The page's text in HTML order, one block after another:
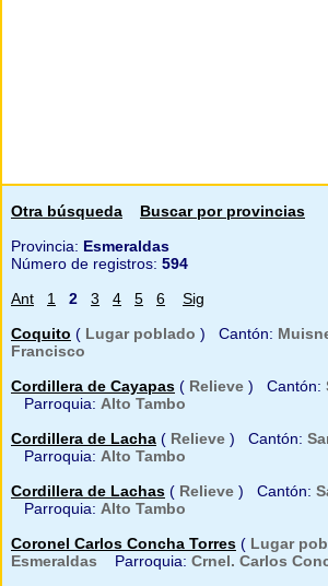
Otra búsqueda
Buscar por provincias
Provincia: Esmeraldas
Número de registros: 594
Ant
1 2 3 4 5 6
Sig
Coquito ( Lugar poblado ) Cantón:
Francisco
Cordillera de Cayapas ( Relieve ) Cantón:
Parroquia: Alto Tambo
Cordillera de Lacha ( Relieve ) Cantón:
Parroquia: Alto Tambo
Cordillera de Lachas ( Relieve ) Cantón:
Parroquia: Alto Tambo
Coronel Carlos Concha Torres ( Lugar
Esmeraldas Parroquia: Crnel. Carlos